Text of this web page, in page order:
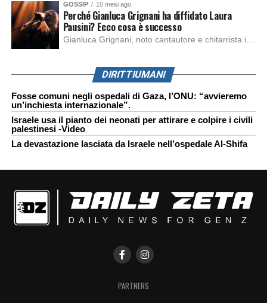
GOSSIP 10 mesi ago
Perché Gianluca Grignani ha diffidato Laura
Pausini? Ecco cosa è successo
DIRITTIUMANI
Fosse comuni negli ospedali di Gaza, l’ONU: “avvieremo
un’inchiesta internazionale”.
Israele usa il pianto dei neonati per attirare e colpire i civili
palestinesi -Video
La devastazione lasciata da Israele nell’ospedale Al-Shifa
PARTNERS